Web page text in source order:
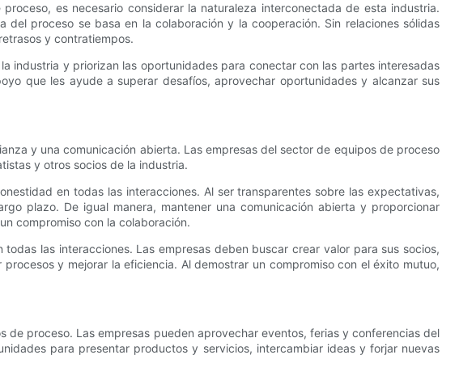
es necesario considerar la naturaleza interconectada de esta industria.
proceso se basa en la colaboración y la cooperación. Sin relaciones sólidas
y contratiempos.
industria y priorizan las oportunidades para conectar con las partes interesadas
que les ayude a superar desafíos, aprovechar oportunidades y alcanzar sus
y una comunicación abierta. Las empresas del sector de equipos de proceso
y otros socios de la industria.
en todas las interacciones. Al ser transparentes sobre las expectativas,
plazo. De igual manera, mantener una comunicación abierta y proporcionar
compromiso con la colaboración.
las interacciones. Las empresas deben buscar crear valor para sus socios,
y mejorar la eficiencia. Al demostrar un compromiso con el éxito mutuo,
proceso. Las empresas pueden aprovechar eventos, ferias y conferencias del
para presentar productos y servicios, intercambiar ideas y forjar nuevas